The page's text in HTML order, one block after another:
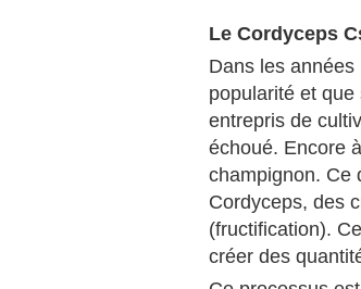
Le Cordyceps
Dans les
popularité et
entrepris de
échoué. Encore
champignon. Ce
Cordyceps, des
(fructification).
créer des